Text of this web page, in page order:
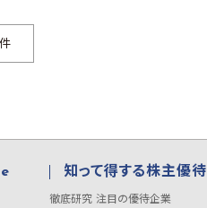
知って得する株主優待
徹底研究 注目の優待企業